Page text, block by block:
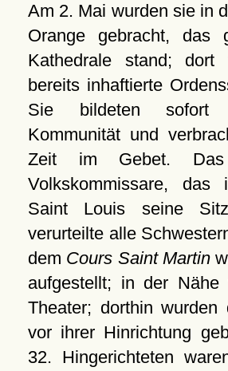
Am 2. Mai wurden sie in
Orange gebracht, das
Kathedrale stand;
bereits inhaftierte
Sie bildeten sofort
Kommunität und
Zeit im Gebet.
Volkskommissare,
Saint Louis seine
verurteilte alle
dem Cours Saint Martin
aufgestellt; in der
Theater; dorthin wurden
vor ihrer Hinrichtung
32. Hingerichteten